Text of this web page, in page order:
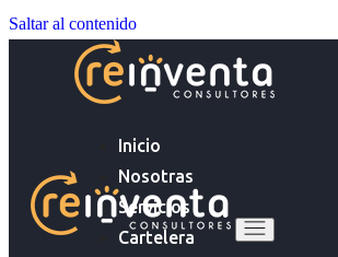
Saltar al contenido
Inicio
Nosotras
Servicios
Cartelera